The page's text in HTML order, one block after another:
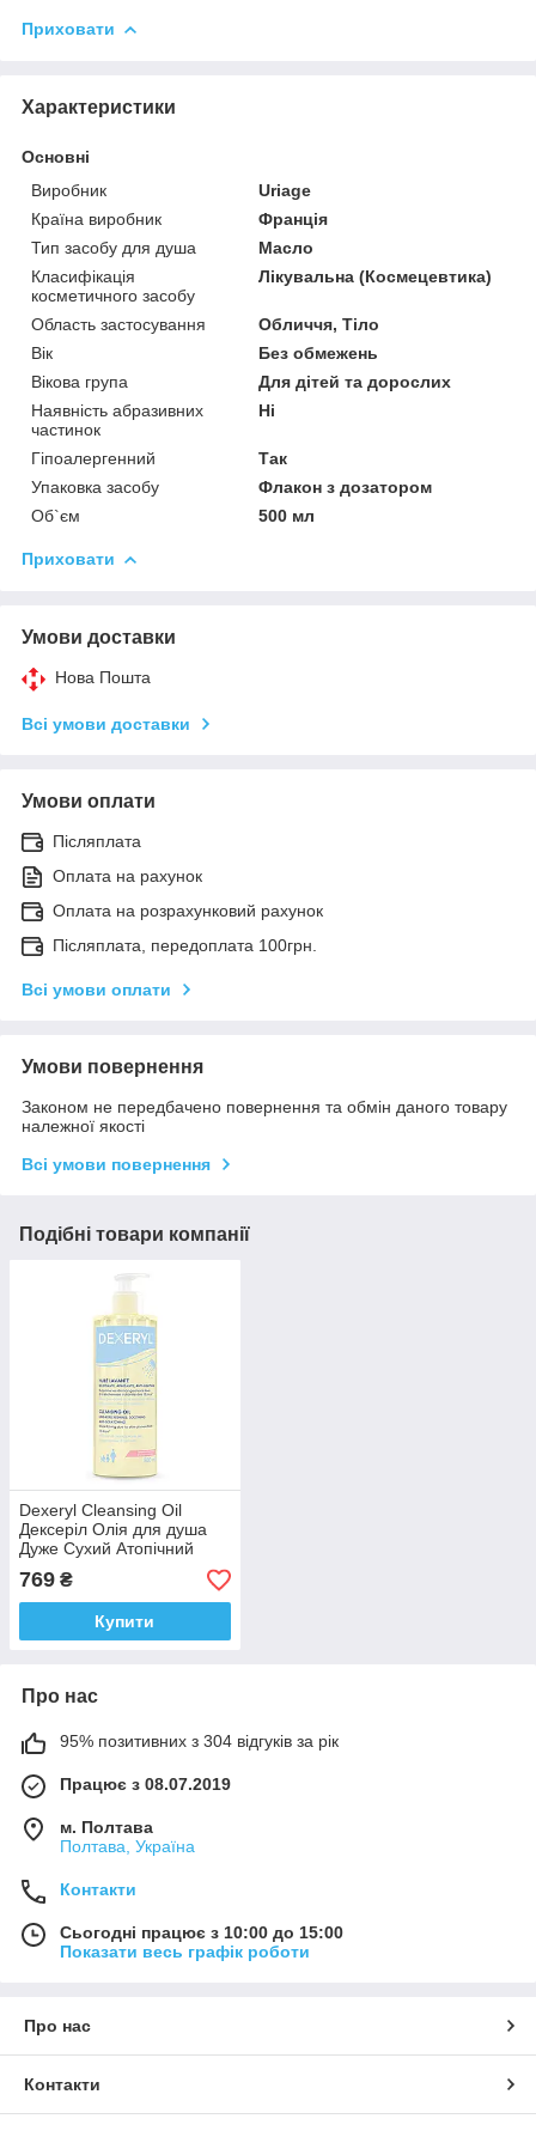
Приховати
Характеристики
Основні
Виробник
Uriage
Країна виробник
Франція
Тип засобу для душа
Масло
Класифікація
косметичного засобу
Лікувальна (Космецевтика)
Область застосування
Обличчя, Тіло
Вік
Без обмежень
Вікова група
Для дітей та дорослих
Наявність абразивних
частинок
Ні
Гіпоалергенний
Так
Упаковка засобу
Флакон з дозатором
Об`єм
500 мл
Приховати
Умови доставки
Нова Пошта
Всі умови доставки
Умови оплати
Післяплата
Оплата на рахунок
Оплата на розрахунковий рахунок
Післяплата, передоплата 100грн.
Всі умови оплати
Умови повернення
Законом не передбачено повернення та обмін даного товару
належної якості
Всі умови повернення
Подібні товари компанії
Dexeryl Cleansing Oil
Дексеріл Олія для душа
Дуже Сухий Атопічний
Шкіра для дітей і дорослих
500 мл
769 ₴
Купити
Про нас
95% позитивних з 304 відгуків за рік
Працює з 08.07.2019
м. Полтава
Полтава, Україна
Контакти
Сьогодні працює з 10:00 до 15:00
Показати весь графік роботи
Про нас
Контакти